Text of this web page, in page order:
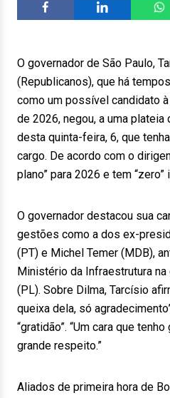
O governador de São Paulo,
(Republicanos), que há
como um possível candidato
de 2026, negou, a uma
desta quinta-feira, 6, que
cargo. De acordo com o
plano” para 2026 e tem
O governador destacou sua
gestões como a dos ex-
(PT) e Michel Temer (MDB),
Ministério da Infraestrutura
(PL). Sobre Dilma, Tarcísio
queixa dela, só
“gratidão”. “Um cara que
grande respeito.”
Aliados de primeira hora de